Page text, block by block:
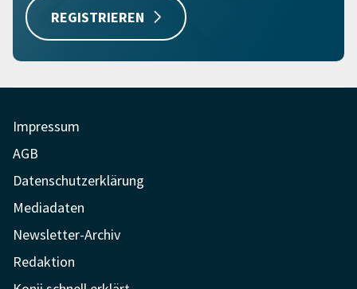
REGISTRIEREN
Impressum
AGB
Datenschutzerklärung
Mediadaten
Newsletter-Archiv
Redaktion